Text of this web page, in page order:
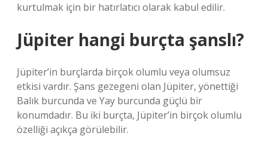
kurtulmak için bir hatırlatıcı olarak kabul edilir.
Jüpiter hangi burçta şanslı?
Jüpiter’in burçlarda birçok olumlu veya olumsuz
etkisi vardır. Şans gezegeni olan Jüpiter, yönettiği
Balık burcunda ve Yay burcunda güçlü bir
konumdadır. Bu iki burçta, Jüpiter’in birçok olumlu
özelliği açıkça görülebilir.